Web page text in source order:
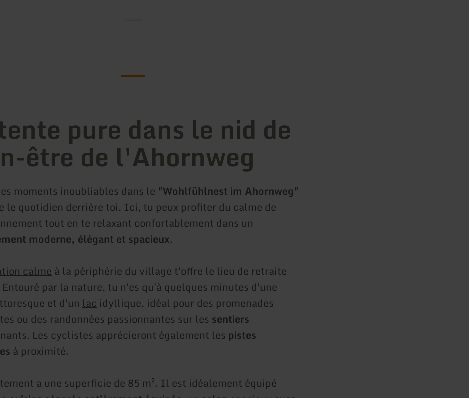
pure dans le nid de
être de l'Ahornweg
moments inoubliables dans le "Wohlfühlnest im Ahornweg"
le quotidien derrière toi. Ici, tu peux profiter du calme de
tout en te relaxant confortablement dans un
moderne, élégant et spacieux.
calmeà la périphérie du village t'offre le lieu de retraite
par la nature, tu n'es qu'à quelques minutes d'une
et d'un lac idyllique, idéal pour des promenades
ou des randonnées passionnantes sur les sentiers
Les cyclistes apprécieront également les pistes
à proximité.
a une superficie de 85 m². Il est idéalement équipé